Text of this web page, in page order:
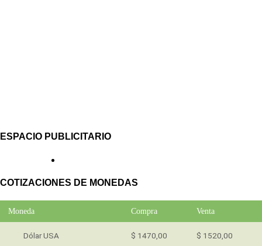
ESPACIO PUBLICITARIO
COTIZACIONES DE MONEDAS
Moneda Compra Venta
Dólar USA $ 1470,00 $ 1520,00